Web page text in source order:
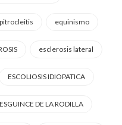
equinismo
esclerosis lateral
ESCOLIOSIS IDIOPATICA
ESGUINCE DE LA RODILLA